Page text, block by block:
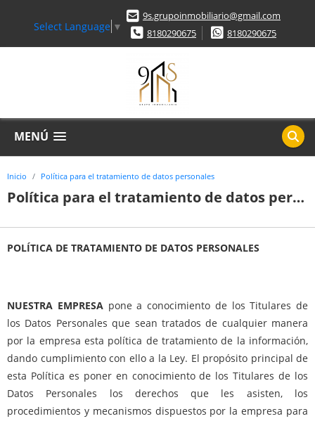
Select Language ▼
9s.grupoinmobiliario@gmail.com
8180290675
8180290675
MENÚ
Inicio Política para el tratamiento de datos personales
Política para el tratamiento de datos personales
POLÍTICA DE TRATAMIENTO DE DATOS PERSONALES
NUESTRA EMPRESApone a conocimiento de los Titulares de
los Datos Personales que sean tratados de cualquier manera
por la empresa esta política de tratamiento de la información,
dando cumplimiento con ello a la Ley. El propósito principal de
esta Política es poner en conocimiento de los Titulares de los
Datos Personales los derechos que les asisten, los
procedimientos y mecanismos dispuestos por la empresa para